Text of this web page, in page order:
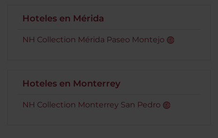
Hoteles en Mérida
NH Collection Mérida Paseo Montejo
Hoteles en Monterrey
NH Collection Monterrey San Pedro